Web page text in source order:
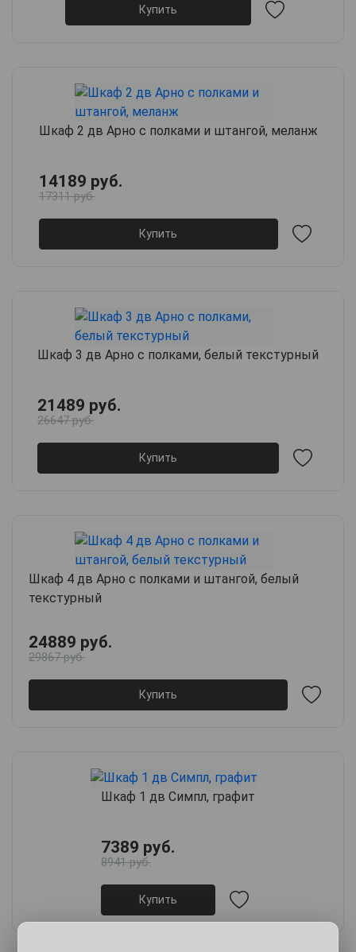
Купить
Шкаф 2 дв Арно с полками и штангой, меланж
14189 руб.
17311 руб.
Купить
Шкаф 3 дв Арно с полками, белый текстурный
21489 руб.
26647 руб.
Купить
Шкаф 4 дв Арно с полками и штангой, белый
текстурный
24889 руб.
29867 руб.
Купить
Шкаф 1 дв Симпл, графит
7389 руб.
8941 руб.
Купить